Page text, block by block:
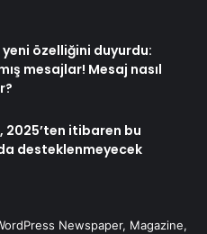
özelliğini duyurdu:
mesajlar! Mesaj nasıl
2025’ten itibaren bu
desteklenmeyecek
Newspaper, Magazine,